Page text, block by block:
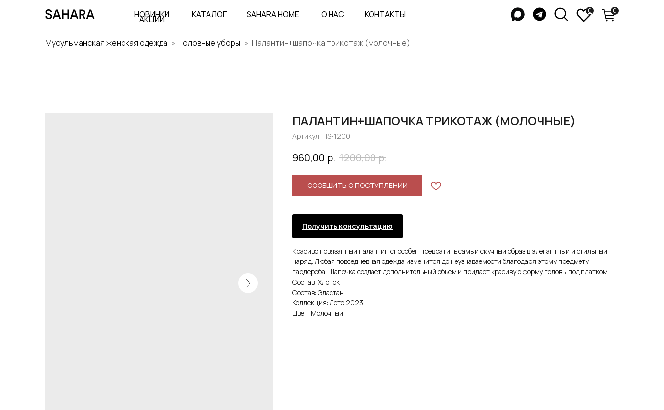
КАТАЛОГ
НОВИНКИ
АКЦИИ КОНТАКТЫ
О НАС
SAHARA HOME 0
0
Мусульманская женская одежда Головные уборы Палантин+шапочка трикотаж (молочные)
ПАЛАНТИН+ШАПОЧКА ТРИКОТАЖ (МОЛОЧНЫЕ)
Артикул: HS-1200
960,00 р. 1200,00 р.
СООБЩИТЬ О ПОСТУПЛЕНИИ
Получить консультацию
Красиво повязанный палантин способен превратить самый скучный образ в элегантный и стильный
наряд. Любая повседневная одежда изменится до неузнаваемости благодаря этому предмету
гардероба. Шапочка создает дополнительный объем и придает красивую форму головы под платком.
Состав: Хлопок
Состав: Эластан
Коллекция: Лето 2023
Цвет: Молочный